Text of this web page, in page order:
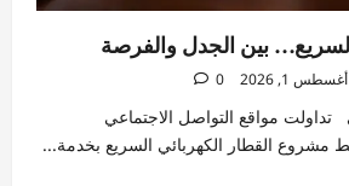
السريع… بين الجدل والفرصة
أغسطس 1, 2026 0
تداولت مواقع التواصل الاجتماعي
مشروع القطار الكهربائي السريع بخدمة...